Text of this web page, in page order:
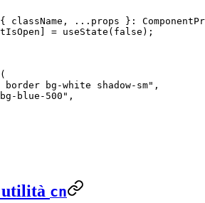
className , ... props } :
= useState ( false );
(
border bg-white shadow-sm"
,
blue-500" ,
utilità cn